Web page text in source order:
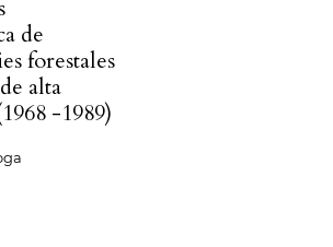
de
forestales
alta
-1989)